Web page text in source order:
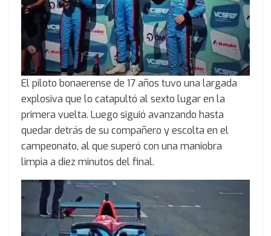
El piloto bonaerense de 17 años tuvo una largada
explosiva que lo catapultó al sexto lugar en la
primera vuelta. Luego siguió avanzando hasta
quedar detrás de su compañero y escolta en el
campeonato, al que superó con una maniobra
limpia a diez minutos del final.